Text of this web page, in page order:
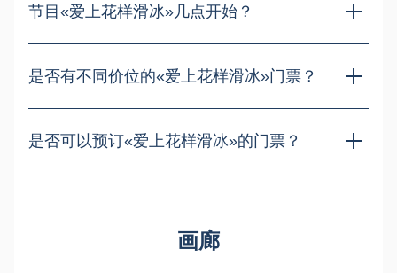
信息，应在活动日期临近时予以澄清。
节目«爱上花样滑冰»几点开始？
页和您的电子票上标明，您将在付款后收到电子票。
是否有不同价位的«爱上花样滑冰»门票？
均有售，您可以根据自己的预算选择最佳座位。
是否可以预订«爱上花样滑冰»的门票？
画廊